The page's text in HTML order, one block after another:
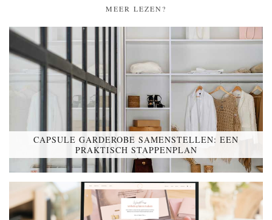
MEER LEZEN?
CAPSULE GARDEROBE SAMENSTELLEN: EEN
PRAKTISCH STAPPENPLAN